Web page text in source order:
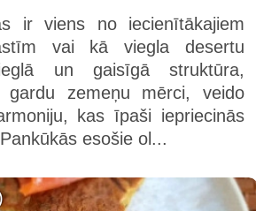
ir viens no iecienītākajiem
vai kā viegla desertu
un gaisīgā struktūra,
gardu zemeņu mērci, veido
kas īpaši iepriecinās
esošie ol...